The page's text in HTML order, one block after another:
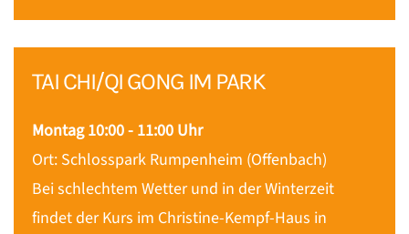
TAI CHI/QI GONG IM PARK
Montag10:00 - 11:00 Uhr
Ort: Schlosspark Rumpenheim (Offenbach)
Bei schlechtem Wetter und in der Winterzeit
findet der Kurs im Christine-Kempf-Haus in